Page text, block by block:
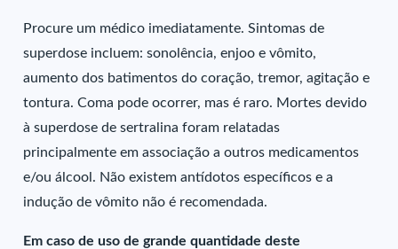
Procure um médico imediatamente. Sintomas de
superdose incluem: sonolência, enjoo e vômito,
aumento dos batimentos do coração, tremor, agitação e
tontura. Coma pode ocorrer, mas é raro. Mortes devido
à superdose de sertralina foram relatadas
principalmente em associação a outros medicamentos
e/ou álcool. Não existem antídotos específicos e a
indução de vômito não é recomendada.
Em caso de uso de grande quantidade deste